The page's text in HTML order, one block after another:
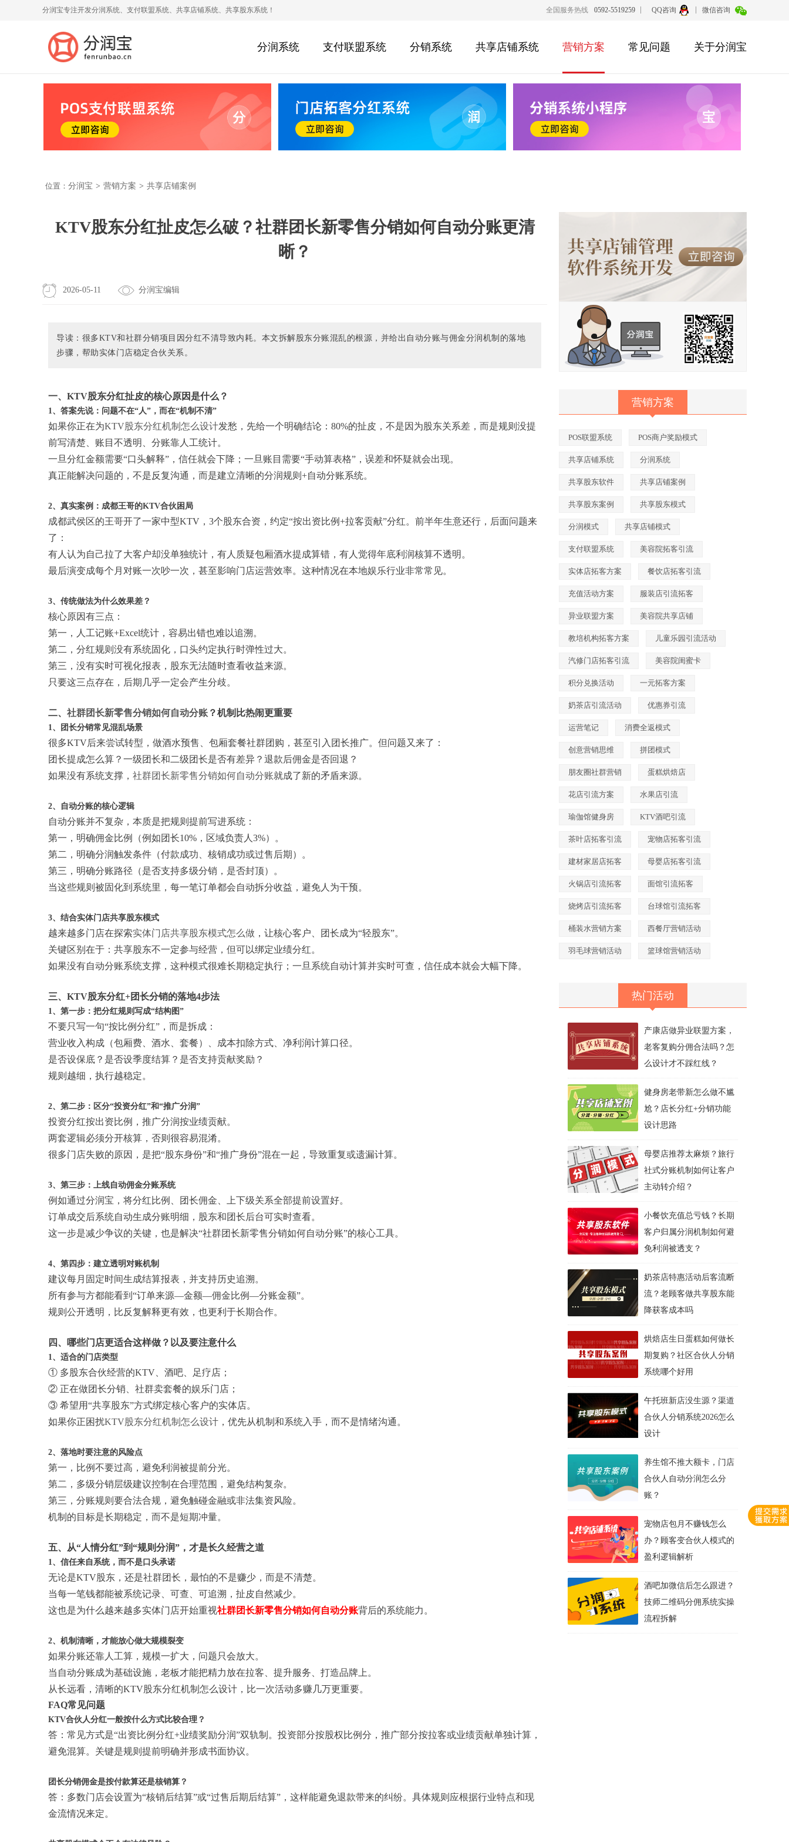
分润宝专注开发分润系统、支付联盟系统、共享店铺系统、共享股东系统！ 全国服务热线 0592-5519259 QQ咨询 微信咨询
分润系统 支付联盟系统 分销系统 共享店铺系统 营销方案 常见问题 关于分润宝
位置： 分润宝 > 营销方案 > 共享店铺案例
KTV股东分红扯皮怎么破？社群团长新零售分销如何自动分账更清
晰？
2026-05-11 分润宝编辑
导读：很多KTV和社群分销项目因分红不清导致内耗。本文拆解股东分账混乱的根源，并给出自动分账与佣金分润机制的落地
步骤，帮助实体门店稳定合伙关系。
一、KTV股东分红扯皮的核心原因是什么？
1、答案先说：问题不在“人”，而在“机制不清”
如果你正在为KTV股东分红机制怎么设计发愁，先给一个明确结论：80%的扯皮，不是因为股东关系差，而是规则没提
前写清楚、账目不透明、分账靠人工统计。
一旦分红金额需要“口头解释”，信任就会下降；一旦账目需要“手动算表格”，误差和怀疑就会出现。
真正能解决问题的，不是反复沟通，而是建立清晰的分润规则+自动分账系统。
2、真实案例：成都王哥的KTV合伙困局
成都武侯区的王哥开了一家中型KTV，3个股东合资，约定“按出资比例+拉客贡献”分红。前半年生意还行，后面问题来
了：
有人认为自己拉了大客户却没单独统计，有人质疑包厢酒水提成算错，有人觉得年底利润核算不透明。
最后演变成每个月对账一次吵一次，甚至影响门店运营效率。这种情况在本地娱乐行业非常常见。
3、传统做法为什么效果差？
核心原因有三点：
第一，人工记账+Excel统计，容易出错也难以追溯。
第二，分红规则没有系统固化，口头约定执行时弹性过大。
第三，没有实时可视化报表，股东无法随时查看收益来源。
只要这三点存在，后期几乎一定会产生分歧。
二、 社群团长新零售分销如何自动分账 ？机制比热闹更重要
1、团长分销常见混乱场景
很多KTV后来尝试转型，做酒水预售、包厢套餐社群团购，甚至引入团长推广。但问题又来了：
团长提成怎么算？一级团长和二级团长是否有差异？退款后佣金是否回退？
如果没有系统支撑， 社群团长新零售分销如何自动分账就成了新的矛盾来源。
2、自动分账的核心逻辑
自动分账并不复杂，本质是把规则提前写进系统：
第一，明确佣金比例（例如团长10%，区域负责人3%）。
第二，明确分润触发条件（付款成功、核销成功或过售后期）。
第三，明确分账路径（是否支持多级分销，是否封顶）。
当这些规则被固化到系统里，每一笔订单都会自动拆分收益，避免人为干预。
3、结合实体门店共享股东模式
越来越多门店在探索实体门店共享股东模式怎么做 ，让核心客户、团长成为“轻股东”。
关键区别在于：共享股东不一定参与经营，但可以绑定业绩分红。
如果没有自动分账系统支撑，这种模式很难长期稳定执行；一旦系统自动计算并实时可查，信任成本就会大幅下降。
三、KTV股东分红+团长分销的落地4步法
1、第一步：把分红规则写成“结构图”
不要只写一句“按比例分红”，而是拆成：
营业收入构成（包厢费、酒水、套餐）、成本扣除方式、净利润计算口径。
是否设保底？是否设季度结算？是否支持贡献奖励？
规则越细，执行越稳定。
2、第二步：区分“投资分红”和“推广分润”
投资分红按出资比例，推广分润按业绩贡献。
两套逻辑必须分开核算，否则很容易混淆。
很多门店失败的原因，是把“股东身份”和“推广身份”混在一起，导致重复或遗漏计算。
3、第三步：上线自动佣金分账系统
例如通过分润宝，将分红比例、团长佣金、上下级关系全部提前设置好。
订单成交后系统自动生成分账明细，股东和团长后台可实时查看。
这一步是减少争议的关键，也是解决“社群团长新零售分销如何自动分账”的核心工具。
4、第四步：建立透明对账机制
建议每月固定时间生成结算报表，并支持历史追溯。
所有参与方都能看到“订单来源—金额—佣金比例—分账金额”。
规则公开透明，比反复解释更有效，也更利于长期合作。
四、哪些门店更适合这样做？以及要注意什么
1、适合的门店类型
① 多股东合伙经营的KTV、酒吧、足疗店；
② 正在做团长分销、社群卖套餐的娱乐门店；
③ 希望用“共享股东”方式绑定核心客户的实体店。
如果你正困扰KTV股东分红机制怎么设计 ，优先从机制和系统入手，而不是情绪沟通。
2、落地时要注意的风险点
第一，比例不要过高，避免利润被提前分光。
第二，多级分销层级建议控制在合理范围，避免结构复杂。
第三，分账规则要合法合规，避免触碰金融或非法集资风险。
机制的目标是长期稳定，而不是短期冲量。
五、从“人情分红”到“规则分润”，才是长久经营之道
1、信任来自系统，而不是口头承诺
无论是KTV股东，还是社群团长，最怕的不是赚少，而是不清楚。
当每一笔钱都能被系统记录、可查、可追溯，扯皮自然减少。
这也是为什么越来越多实体门店开始重视社群团长新零售分销如何自动分账背后的系统能力。
2、机制清晰，才能放心做大规模裂变
如果分账还靠人工算，规模一扩大，问题只会放大。
当自动分账成为基础设施，老板才能把精力放在拉客、提升服务、打造品牌上。
从长远看，清晰的KTV股东分红机制怎么设计，比一次活动多赚几万更重要。
FAQ常见问题
KTV合伙人分红一般按什么方式比较合理？
答：常见方式是“出资比例分红+业绩奖励分润”双轨制。投资部分按股权比例分，推广部分按拉客或业绩贡献单独计算，
避免混算。关键是规则提前明确并形成书面协议。
团长分销佣金是按付款算还是核销算？
答：多数门店会设置为“核销后结算”或“过售后期后结算”，这样能避免退款带来的纠纷。具体规则应根据行业特点和现
金流情况来定。
营销方案
POS联盟系统 POS商户奖励模式
共享店铺系统 分润系统
共享股东软件 共享店铺案例
共享股东案例 共享股东模式
分润模式 共享店铺模式
支付联盟系统 美容院拓客引流
实体店拓客方案 餐饮店拓客引流
充值活动方案 服装店引流拓客
异业联盟方案 美容院共享店铺
教培机构拓客方案 儿童乐园引流活动
汽修门店拓客引流 美容院闺蜜卡
积分兑换活动 一元拓客方案
奶茶店引流活动 优惠券引流
运营笔记 消费全返模式
创意营销思维 拼团模式
朋友圈社群营销 蛋糕烘焙店
花店引流方案 水果店引流
瑜伽馆健身房 KTV酒吧引流
茶叶店拓客引流 宠物店拓客引流
建材家居店拓客 母婴店拓客引流
火锅店引流拓客 面馆引流拓客
烧烤店引流拓客 台球馆引流拓客
桶装水营销方案 西餐厅营销活动
羽毛球营销活动 篮球馆营销活动
热门活动
产康店做异业联盟方案，
老客复购分佣合法吗？怎
么设计才不踩红线？
健身房老带新怎么做不尴
尬？店长分红+分销功能
设计思路
母婴店推荐太麻烦？旅行
社式分账机制如何让客户
主动转介绍？
小餐饮充值总亏钱？长期
客户归属分润机制如何避
免利润被透支？
奶茶店特惠活动后客流断
流？老顾客做共享股东能
降获客成本吗
烘焙店生日蛋糕如何做长
期复购？社区合伙人分销
系统哪个好用
午托班新店没生源？渠道
合伙人分销系统2026怎么
设计
养生馆不推大额卡，门店
合伙人自动分润怎么分
账？
宠物店包月不赚钱怎么
办？顾客变合伙人模式的
盈利逻辑解析
酒吧加微信后怎么跟进？
技师二维码分佣系统实操
流程拆解